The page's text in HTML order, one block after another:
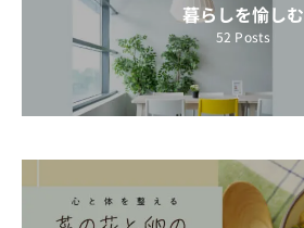
暮らしを愉しむ
52 Posts